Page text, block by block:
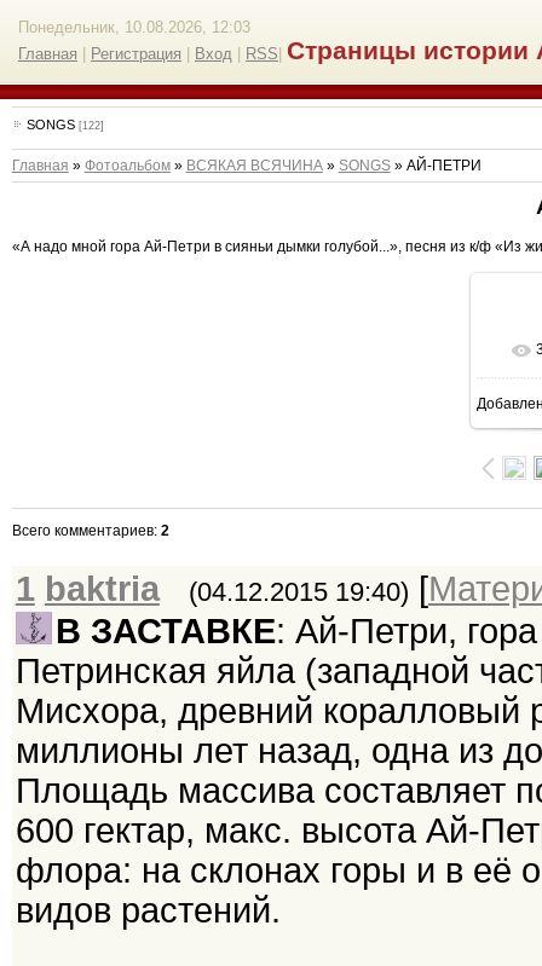
Понедельник, 10.08.2026, 12:03
Главная
Регистрация Вход RSS Страницы истории
SONGS [122]
Главная » Фотоальбом» ВСЯКАЯ ВСЯЧИНА» SONGS» АЙ-ПЕТРИ
«А надо мной гора Ай-Петри в сияньи дымки голубой...», песня из к/ф «Из
Всего комментариев: 2
1 baktria (04.12.2015 19:40) [
В ЗАСТАВКЕ: Ай-Петри,
Петринская яйла (западной
Мисхора, древний
миллионы лет назад, одна из
Площадь массива составляет
600 гектар, макс. высота Ай-
флора: на склонах горы и в её
видов растений.